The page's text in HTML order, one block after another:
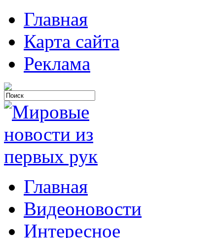
Главная
Карта сайта
Реклама
Главная
Видеоновости
Интересное